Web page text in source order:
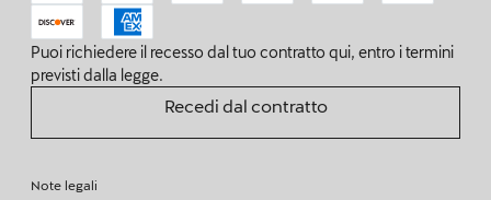
Puoi richiedere il recesso dal tuo contratto qui, entro i termini
previsti dalla legge.
Recedi dal contratto
Note legali